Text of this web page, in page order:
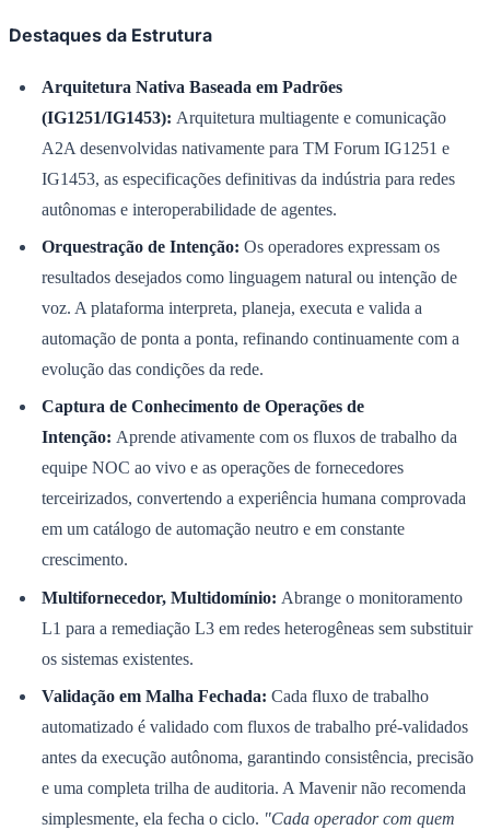
São Paulo
Destaques da Estrutura
Arquitetura Nativa Baseada em Padrões
(IG1251/IG1453): Arquitetura multiagente e comunicação
A2A desenvolvidas nativamente para TM Forum IG1251 e
IG1453, as especificações definitivas da indústria para redes
autônomas e interoperabilidade de agentes.
Orquestração de Intenção: Os operadores expressam os
resultados desejados como linguagem natural ou intenção de
voz. A plataforma interpreta, planeja, executa e valida a
automação de ponta a ponta, refinando continuamente com a
evolução das condições da rede.
Captura de Conhecimento de Operações de
Intenção: Aprende ativamente com os fluxos de trabalho da
equipe NOC ao vivo e as operações de fornecedores
terceirizados, convertendo a experiência humana comprovada
em um catálogo de automação neutro e em constante
crescimento.
Multifornecedor, Multidomínio: Abrange o monitoramento
L1 para a remediação L3 em redes heterogêneas sem substituir
os sistemas existentes.
Validação em Malha Fechada: Cada fluxo de trabalho
automatizado é validado com fluxos de trabalho pré-validados
antes da execução autônoma, garantindo consistência, precisão
e uma completa trilha de auditoria. A Mavenir não recomenda
simplesmente, ela fecha o ciclo. "Cada operador com quem